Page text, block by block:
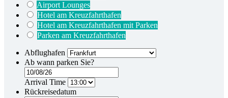
Airport Lounges
Hotel am Kreuzfahrthafen
Hotel am Kreuzfahrthafen mit Parken
Parken am Kreuzfahrthafen
Abflughafen
Ab wann parken Sie?
Arrival Time
Rückreisedatum